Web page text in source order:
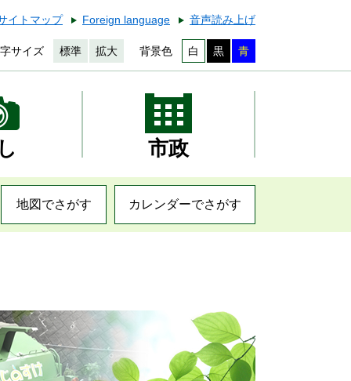
イトマップ Foreign language 音声読み上げ
サイズ 標準 拡大 背景色 白 黒 青
市政
地図でさがす カレンダーでさがす